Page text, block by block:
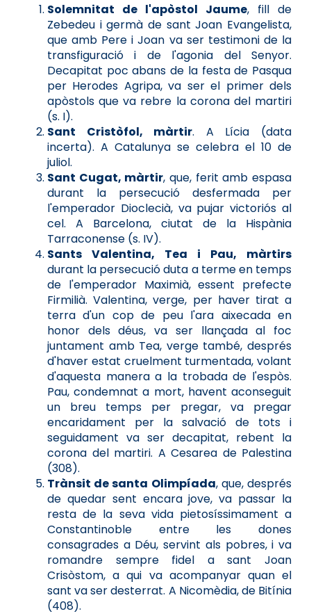
Solemnitat de l'apòstol Jaume, fill de
Zebedeu i germà de sant Joan Evangelista,
que amb Pere i Joan va ser testimoni de la
transfiguració i de l'agonia del Senyor.
Decapitat poc abans de la festa de Pasqua
per Herodes Agripa, va ser el primer dels
apòstols que va rebre la corona del martiri
(s. I).
Sant Cristòfol, màrtir. A Lícia (data
incerta). A Catalunya se celebra el 10 de
juliol.
Sant Cugat, màrtir, que, ferit amb espasa
durant la persecució desfermada per
l'emperador Dioclecià, va pujar victoriós al
cel. A Barcelona, ciutat de la Hispània
Tarraconense (s. IV).
Sants Valentina, Tea i Pau, màrtirs
durant la persecució duta a terme en temps
de l'emperador Maximià, essent prefecte
Firmilià. Valentina, verge, per haver tirat a
terra d'un cop de peu l'ara aixecada en
honor dels déus, va ser llançada al foc
juntament amb Tea, verge també, després
d'haver estat cruelment turmentada, volant
d'aquesta manera a la trobada de l'espòs.
Pau, condemnat a mort, havent aconseguit
un breu temps per pregar, va pregar
encaridament per la salvació de tots i
seguidament va ser decapitat, rebent la
corona del martiri. A Cesarea de Palestina
(308).
Trànsit de santa Olimpíada, que, després
de quedar sent encara jove, va passar la
resta de la seva vida pietosíssimament a
Constantinoble entre les dones
consagrades a Déu, servint als pobres, i va
romandre sempre fidel a sant Joan
Crisòstom, a qui va acompanyar quan el
sant va ser desterrat. A Nicomèdia, de Bitínia
(408).